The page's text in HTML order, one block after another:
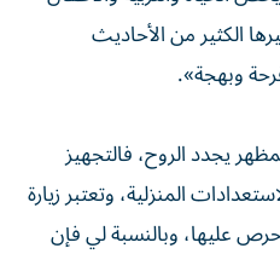
الكثير من الأحاديث
وبهجة».
يجدد الروح، فالتجهيز
المنزلية، وتعتبر زيارة
عليها، وبالنسبة لي فإن